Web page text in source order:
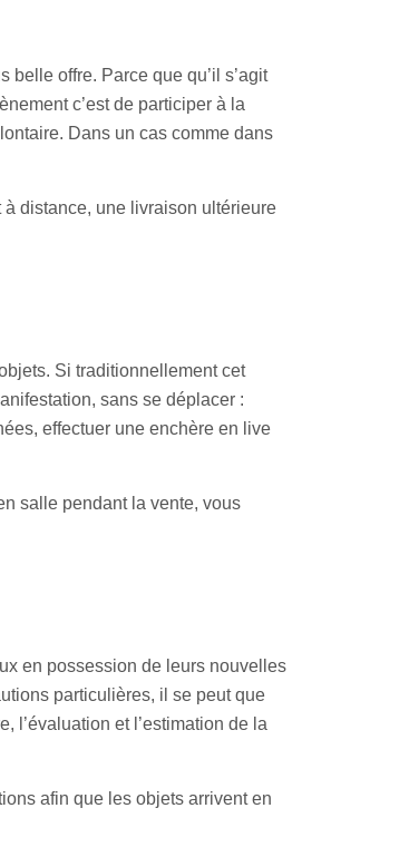
offre. Parce que qu’il s’agit
c’est de participer à la
Dans un cas comme dans
distance, une livraison ultérieure
Si traditionnellement cet
sans se déplacer :
effectuer une enchère en live
salle pendant la vente, vous
en possession de leurs nouvelles
particulières, il se peut que
l’évaluation et l’estimation de la
afin que les objets arrivent en